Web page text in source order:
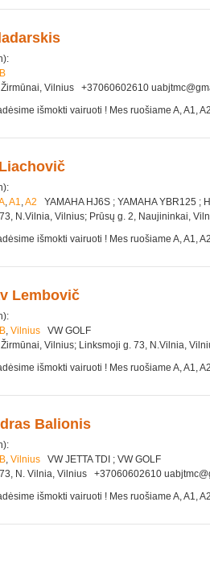
B
Žirmūnai, Vilnius +37060602610
išmokti vairuoti ! Mes ruošiame A, A1,
,A1,A2 YAMAHA HJ6S ; YAMAHA YBR125 ;
N.Vilnia, Vilnius; Prūsų g. 2, Naujininkai,
išmokti vairuoti ! Mes ruošiame A, A1,
Lembovič
B, Vilnius VW GOLF
Žirmūnai, Vilnius; Linksmoji g. 73, N.Vilnia,
išmokti vairuoti ! Mes ruošiame A, A1,
Balionis
B, Vilnius VW JETTA TDI ; VW GOLF
N. Vilnia, Vilnius +37060602610
išmokti vairuoti ! Mes ruošiame A, A1,